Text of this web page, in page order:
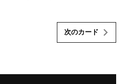
次のカード